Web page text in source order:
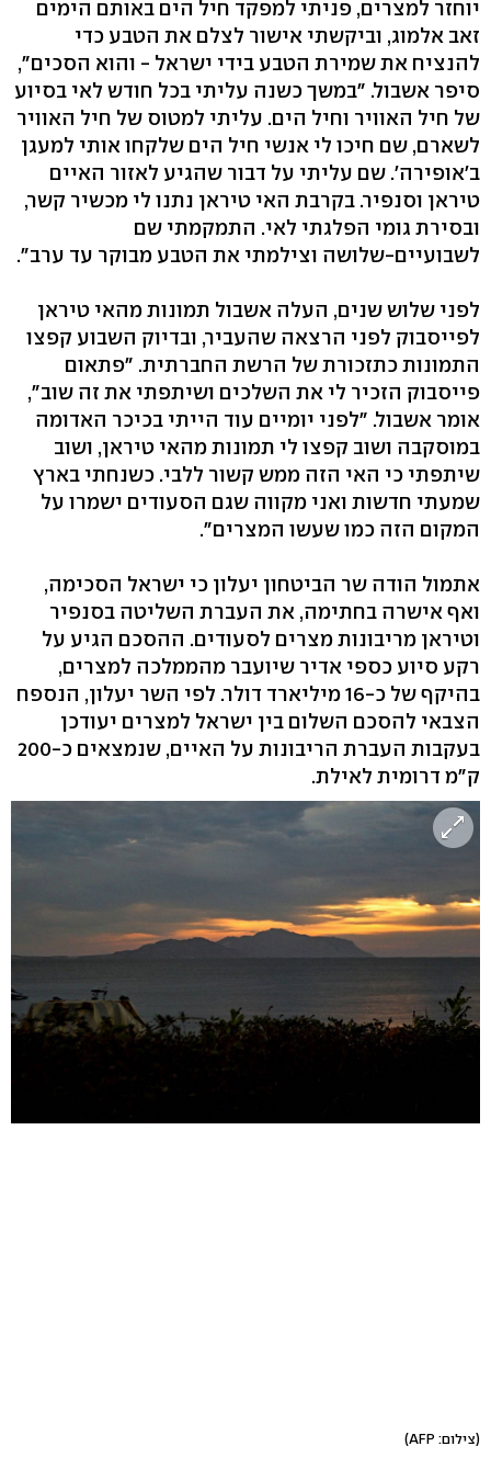
יוחזר למצרים, פניתי למפקד חיל הים באותם הימים
זאב אלמוג, וביקשתי אישור לצלם את הטבע כדי
להנציח את שמירת הטבע בידי ישראל - והוא הסכים",
סיפר אשבול. "במשך כשנה עליתי בכל חודש לאי בסיוע
של חיל האוויר וחיל הים. עליתי למטוס של חיל האוויר
לשארם, שם חיכו לי אנשי חיל הים שלקחו אותי למעגן
ב'אופירה'. שם עליתי על דבור שהגיע לאזור האיים
טיראן וסנפיר. בקרבת האי טיראן נתנו לי מכשיר קשר,
ובסירת גומי הפלגתי לאי. התמקמתי שם
לשבועיים-שלושה וצילמתי את הטבע מבוקר עד ערב".
לפני שלוש שנים, העלה אשבול תמונות מהאי טיראן
לפייסבוק לפני הרצאה שהעביר, ובדיוק השבוע קפצו
התמונות כתזכורת של הרשת החברתית. "פתאום
פייסבוק הזכיר לי את השלכים ושיתפתי את זה שוב",
אומר אשבול. "לפני יומיים עוד הייתי בכיכר האדומה
במוסקבה ושוב קפצו לי תמונות מהאי טיראן, ושוב
שיתפתי כי האי הזה ממש קשור ללבי. כשנחתי בארץ
שמעתי חדשות ואני מקווה שגם הסעודים ישמרו על
המקום הזה כמו שעשו המצרים".
אתמול הודה שר הביטחון יעלון כי ישראל הסכימה,
ואף אישרה בחתימה, את העברת השליטה בסנפיר
וטיראן מריבונות מצרים לסעודים. ההסכם הגיע על
רקע סיוע כספי אדיר שיועבר מהממלכה למצרים,
בהיקף של כ-16 מיליארד דולר. לפי השר יעלון, הנספח
הצבאי להסכם השלום בין ישראל למצרים יעודכן
בעקבות העברת הריבונות על האיים, שנמצאים כ-200
ק"מ דרומית לאילת.
(צילום: AFP)